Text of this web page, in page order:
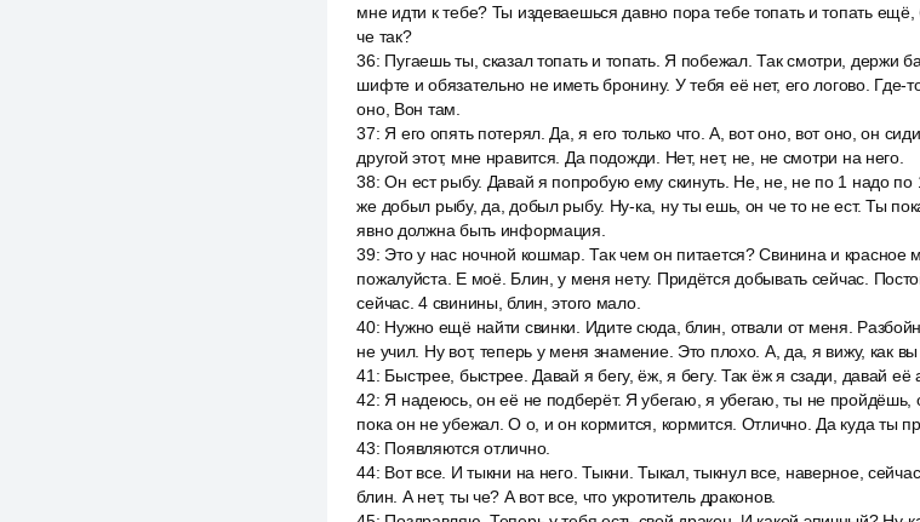
мне идти к тебе? Ты издеваешься давно пора тебе топать и топать
че так?
36: Пугаешь ты, сказал топать и топать. Я побежал. Так смотри, держи
шифте и обязательно не иметь бронину. У тебя её нет, его логово. Где-
оно, Вон там.
37: Я его опять потерял. Да, я его только что. А, вот оно, вот оно, он
другой этот, мне нравится. Да подожди. Нет, нет, не, не смотри на него.
38:Он ест рыбу. Давай я попробую ему скинуть. Не, не, не по 1 надо
же добыл рыбу, да, добыл рыбу. Ну-ка, ну ты ешь, он че то не ест. Ты
явно должна быть информация.
39: Это у нас ночной кошмар. Так чем он питается? Свинина и красное
пожалуйста. Е моё. Блин, у меня нету. Придётся добывать сейчас.
сейчас. 4 свинины, блин, этого мало.
40: Нужно ещё найти свинки. Идите сюда, блин, отвали от меня.
не учил. Ну вот, теперь у меня знамение. Это плохо. А, да, я вижу, как вы
41 : Быстрее, быстрее. Давай я бегу, ёж, я бегу. Так ёж я сзади, давай её
42: Я надеюсь, он её не подберёт. Я убегаю, я убегаю, ты не пройдёшь,
пока он не убежал. О о, и он кормится, кормится. Отлично. Да куда ты
43: Появляются отлично.
44: Вот все. И тыкни на него. Тыкни. Тыкал, тыкнул все, наверное,
блин. А нет, ты че? А вот все, что укротитель драконов.